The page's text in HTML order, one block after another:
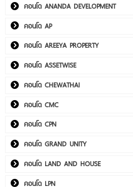
คอนโด ANANDA DEVELOPMENT
คอนโด AP
คอนโด AREEYA PROPERTY
คอนโด ASSETWISE
คอนโด CHEWATHAI
คอนโด CMC
คอนโด CPN
คอนโด GRAND UNITY
คอนโด LAND AND HOUSE
คอนโด LPN